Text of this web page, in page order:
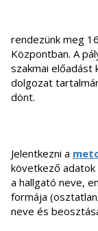
rendezünk meg
Központban. A
szakmai előadást
dolgozat
dönt.
Jelentkezni a
következő adatok
a hallgató neve,
formája
neve és